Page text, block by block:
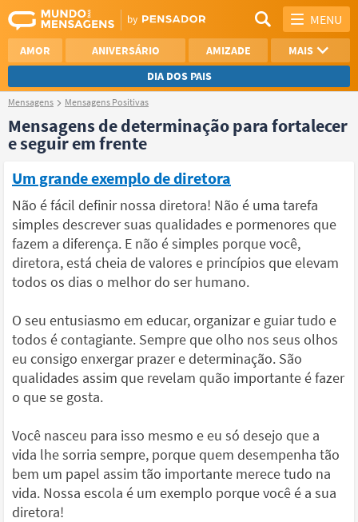
MENU
AMOR ANIVERSÁRIO AMIZADE
MAIS
DIA DOS PAIS
REFLEXÃO
AGRADECIMENTO
SAUDADE
NAMORO
Mensagens Mensagens Positivas
Mensagens de determinação para fortalecer
e seguir em frente
Um grande exemplo de diretora
Não é fácil definir nossa diretora! Não é uma tarefa
simples descrever suas qualidades e pormenores que
fazem a diferença. E não é simples porque você,
diretora, está cheia de valores e princípios que elevam
todos os dias o melhor do ser humano.
O seu entusiasmo em educar, organizar e guiar tudo e
todos é contagiante. Sempre que olho nos seus olhos
eu consigo enxergar prazer e determinação. São
qualidades assim que revelam quão importante é fazer
o que se gosta.
Você nasceu para isso mesmo e eu só desejo que a
vida lhe sorria sempre, porque quem desempenha tão
bem um papel assim tão importante merece tudo na
vida. Nossa escola é um exemplo porque você é a sua
diretora!